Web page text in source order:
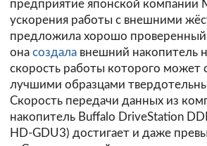
предприятие японской компании
ускорения работы с внешними
предложила хорошо проверенный
она создала внешний накопитель
скорость работы которого может
лучшими образцами
Скорость передачи данных из
накопитель Buffalo DriveStation
HD-GDU3) достигает и даже